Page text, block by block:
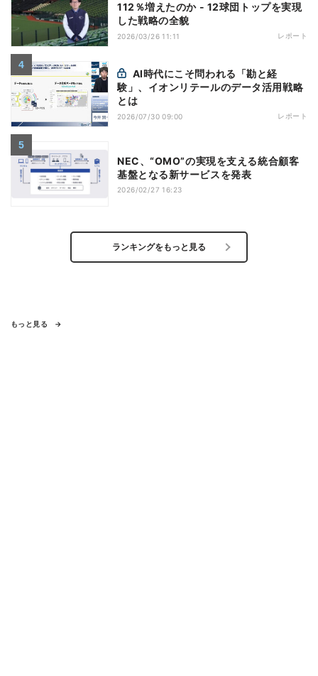
112％増えたのか - 12球団トップを実現
した戦略の全貌
2026/03/26 11:11 レポート
験」、イオンリテールのデータ活用戦略
とは
2026/07/30 09:00 レポート
NEC、“OMO”の実現を支える統合顧客
基盤となる新サービスを発表
2026/02/27 16:23
ランキングをもっと見る
もっと見る